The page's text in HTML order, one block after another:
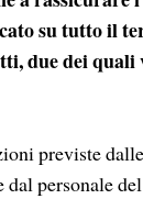
su tutto il
due dei quali
previste
dal personale